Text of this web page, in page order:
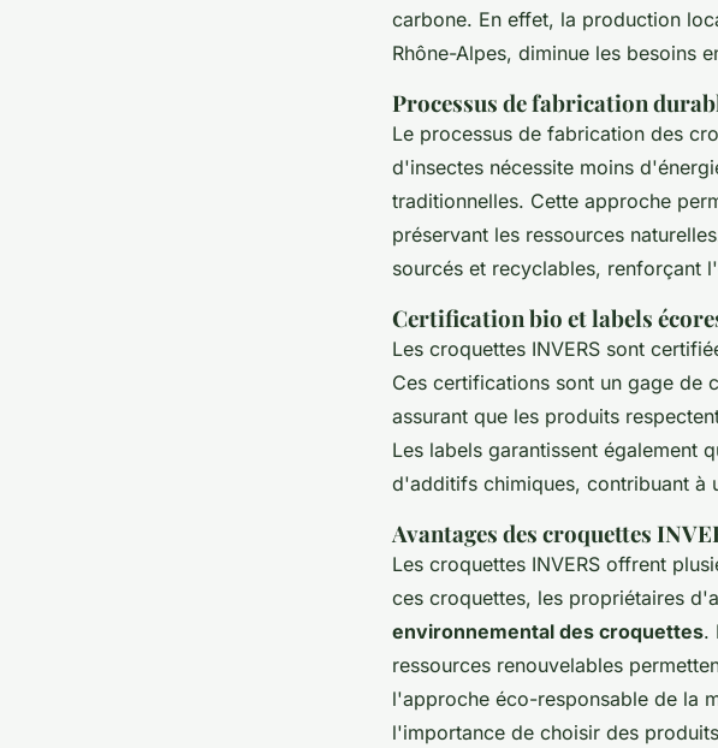
carbone. En effet, la production
Rhône-Alpes, diminue les besoins
Processus de fabrication
Le processus de fabrication des
d'insectes nécessite moins
traditionnelles. Cette approche
préservant les ressources
sourcés et recyclables, renforçant
Certification bio et labels
Les croquettes INVERS sont
Ces certifications sont un gage de
assurant que les produits
Les labels garantissent également
d'additifs chimiques, contribuant à
Avantages des croquettes
Les croquettes INVERS offrent
ces croquettes, les propriétaires
environnemental des croquettes.
ressources renouvelables
l'approche éco-responsable de la
l'importance de choisir des